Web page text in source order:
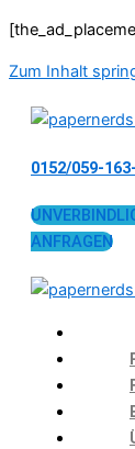
Zum Inhalt
0152/059-
ANFRAGEN